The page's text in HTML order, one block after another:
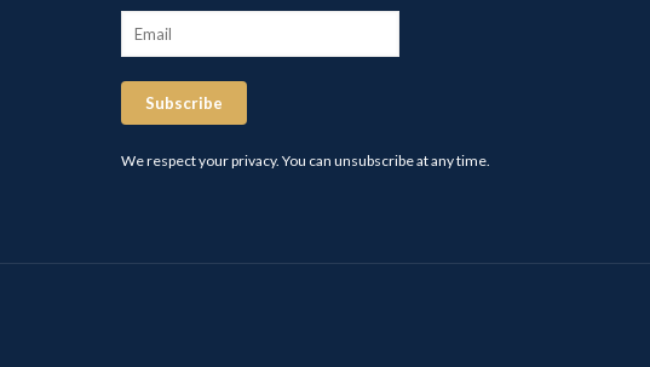
Subscribe
We respect your privacy. You can unsubscribe at any time.